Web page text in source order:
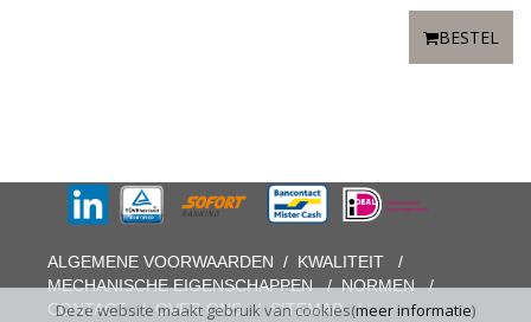
BESTEL
Deze website maakt gebruik van cookies(meer informatie)
ALGEMENE VOORWAARDEN / KWALITEIT
/
MECHANISCHE EIGENSCHAPPEN/NORMEN/
CONTACT/OVER ONS/SITEMAP/